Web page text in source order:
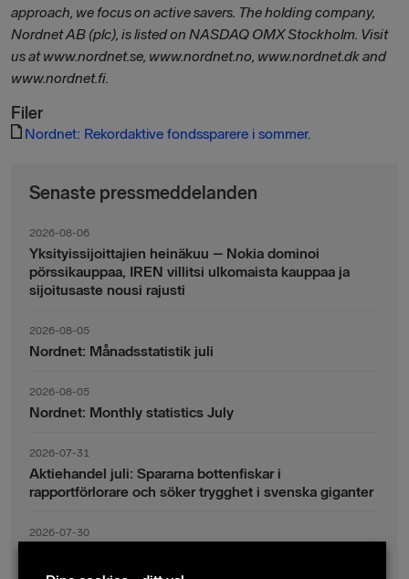
approach, we focus on active savers. The holding company,
Nordnet AB (plc), is listed on NASDAQ OMX Stockholm. Visit
us at www.nordnet.se, www.nordnet.no, www.nordnet.dk and
www.nordnet.fi.
Filer
Nordnet: Rekordaktive fondssparere i sommer.
Senaste pressmeddelanden
2026-08-06
Yksityissijoittajien heinäkuu – Nokia dominoi
pörssikauppaa, IREN villitsi ulkomaista kauppaa ja
sijoitusaste nousi rajusti
2026-08-05
Nordnet: Månadsstatistik juli
2026-08-05
Nordnet: Monthly statistics July
2026-07-31
Aktiehandel juli: Spararna bottenfiskar i
rapportförlorare och söker trygghet i svenska giganter
2026-07-30
indexsparandet ligger fast